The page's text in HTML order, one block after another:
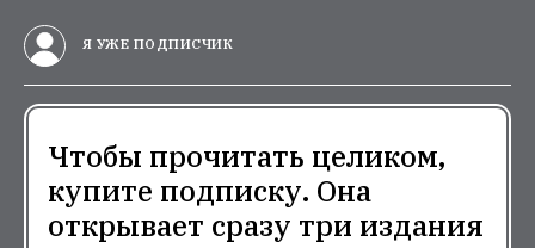
Я УЖЕ ПОДПИСЧИК
Чтобы прочитать целиком,
купите подписку. Она
открывает сразу три издания